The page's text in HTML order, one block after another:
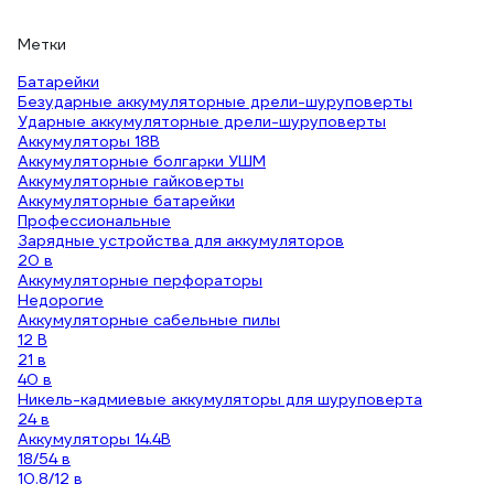
Метки
Батарейки
Безударные аккумуляторные дрели-шуруповерты
Ударные аккумуляторные дрели-шуруповерты
Аккумуляторы 18В
Аккумуляторные болгарки УШМ
Аккумуляторные гайковерты
Аккумуляторные батарейки
Профессиональные
Зарядные устройства для аккумуляторов
20 в
Аккумуляторные перфораторы
Недорогие
Аккумуляторные сабельные пилы
12 В
21 в
40 в
Никель-кадмиевые аккумуляторы для шуруповерта
24 в
Аккумуляторы 14.4В
18/54 в
10.8/12 в